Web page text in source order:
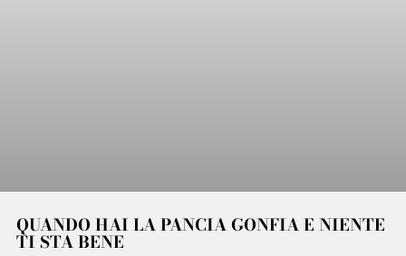
QUANDO HAI LA PANCIA GONFIA E NIENTE
TI STA BENE